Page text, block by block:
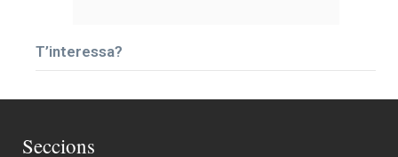
T’interessa?
Seccions